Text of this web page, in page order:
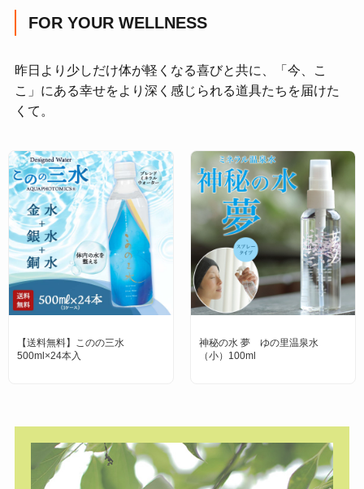
FOR YOUR WELLNESS
昨日より少しだけ体が軽くなる喜びと共に、「今、こ
こ」にある幸せをより深く感じられる道具たちを届けた
くて。
【送料無料】このの三水
500ml×24本入
神秘の水 夢 ゆの里温泉水
（小）100ml